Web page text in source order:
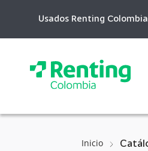
Content
Usados Renting Colombia
Inicio